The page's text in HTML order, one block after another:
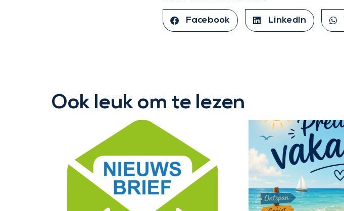
Facebook LinkedIn
Ook leuk om te lezen